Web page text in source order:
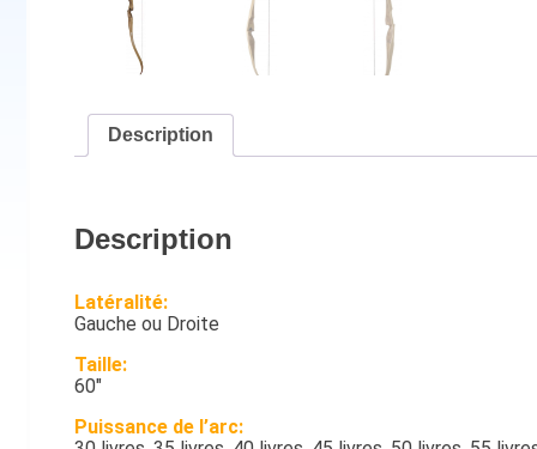
Description
Description
Latéralité:
Gauche ou Droite
Taille:
60″
Puissance de l’arc: